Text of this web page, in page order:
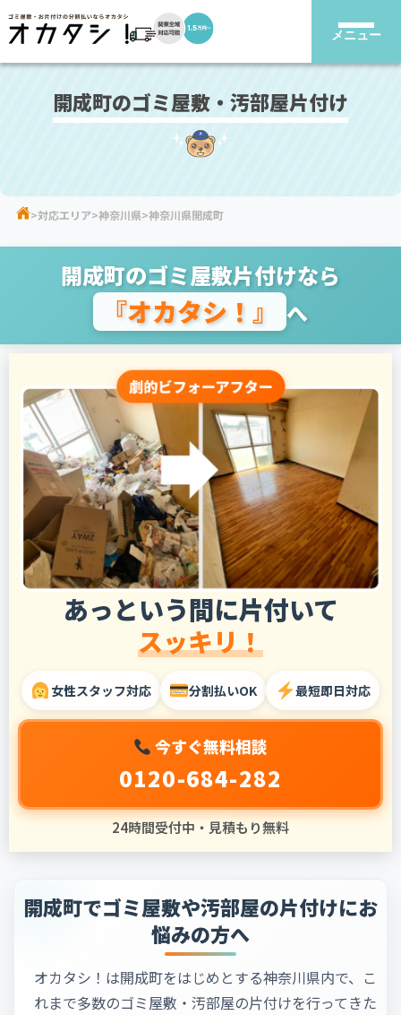
メニュー
開成町のゴミ屋敷・汚部屋片付け
対応エリア 神奈川県 神奈川県開成町
開成町のゴミ屋敷片付けなら
『オカタシ！』 へ
あっという間に片付いて
スッキリ！
女性スタッフ対応 分割払いOK 最短即日対応
今すぐ無料相談
0120-684-282
24時間受付中・見積もり無料
開成町でゴミ屋敷や汚部屋の片付けにお
悩みの方へ
オカタシ！は開成町をはじめとする神奈川県内で、こ
れまで多数のゴミ屋敷・汚部屋の片付けを行ってきた